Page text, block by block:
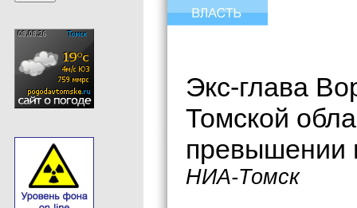
Экс-глава
Томской
превышении
НИА-Томск